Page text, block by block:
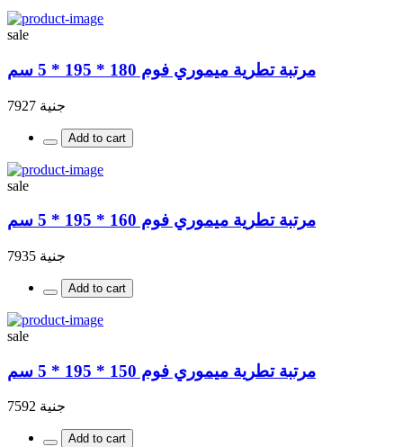
sale
مرتبة تطرية ميموري فوم 180 * 195 * 5 سم
جنية 7927
Add to cart
sale
مرتبة تطرية ميموري فوم 160 * 195 * 5 سم
جنية 7935
Add to cart
sale
مرتبة تطرية ميموري فوم 150 * 195 * 5 سم
جنية 7592
Add to cart